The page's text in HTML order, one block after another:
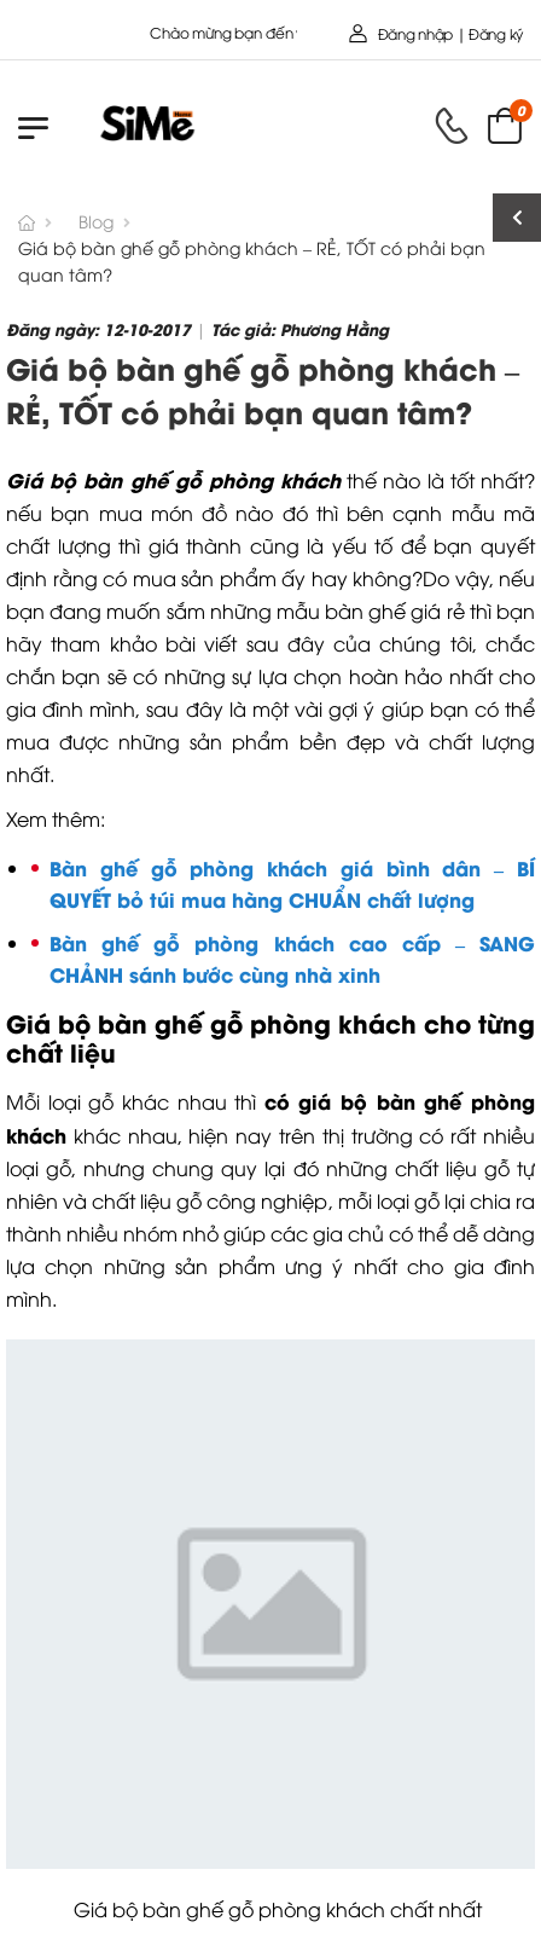
Chào mừng bạn đến với Nội Thất Toàn Cầu - Công ty cổ Phần
Đăng nhập | Đăng ký
0
Blog
Giá bộ bàn ghế gỗ phòng khách – RẺ, TỐT có phải bạn
quan tâm?
Đăng ngày: 12-10-2017| Tác giả: Phương Hằng
Giá bộ bàn ghế gỗ phòng khách –
RẺ, TỐT có phải bạn quan tâm?
Giá bộ bàn ghế gỗ phòng kháchthế nào là tốt nhất?
nếu bạn mua món đồ nào đó thì bên cạnh mẫu mã
chất lượng thì giá thành cũng là yếu tố để bạn quyết
định rằng có mua sản phẩm ấy hay không?Do vậy, nếu
bạn đang muốn sắm những mẫu bàn ghế giá rẻ thì bạn
hãy tham khảo bài viết sau đây của chúng tôi, chắc
chắn bạn sẽ có những sự lựa chọn hoàn hảo nhất cho
gia đình mình, sau đây là một vài gợi ý giúp bạn có thể
mua được những sản phẩm bền đẹp và chất lượng
nhất.
Xem thêm:
Bàn ghế gỗ phòng khách giá bình dân – BÍ
QUYẾT bỏ túi mua hàng CHUẨN chất lượng
Bàn ghế gỗ phòng khách cao cấp – SANG
CHẢNH sánh bước cùng nhà xinh
Giá bộ bàn ghế gỗ phòng khách cho từng
chất liệu
Mỗi loại gỗ khác nhau thì cógiá bộ bàn ghế phòng
khách khác nhau, hiện nay trên thị trường có rất nhiều
loại gỗ, nhưng chung quy lại đó những chất liệu gỗ tự
nhiên và chất liệu gỗ công nghiệp, mỗi loại gỗ lại chia ra
thành nhiều nhóm nhỏ giúp các gia chủ có thể dễ dàng
lựa chọn những sản phẩm ưng ý nhất cho gia đình
mình.
Giá bộ bàn ghế gỗ phòng khách chất nhất